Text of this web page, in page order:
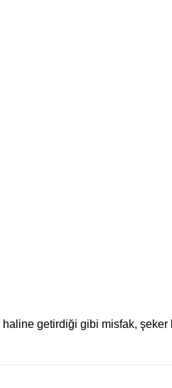
haline getirdiği gibi misfak,